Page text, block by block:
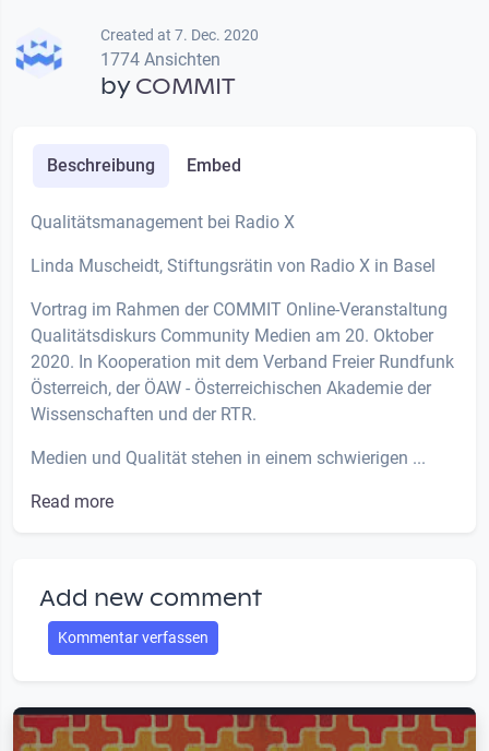
Created at 7. Dec. 2020
1774 Ansichten
byCOMMIT
Beschreibung Embed
Qualitätsmanagement bei Radio X
Linda Muscheidt, Stiftungsrätin von Radio X in Basel
Vortrag im Rahmen der COMMIT Online-Veranstaltung
Qualitätsdiskurs Community Medien am 20. Oktober
2020. In Kooperation mit dem Verband Freier Rundfunk
Österreich, der ÖAW - Österreichischen Akademie der
Wissenschaften und der RTR.
Medien und Qualität stehen in einem schwierigen ...
Read more
Add new comment
Kommentar verfassen